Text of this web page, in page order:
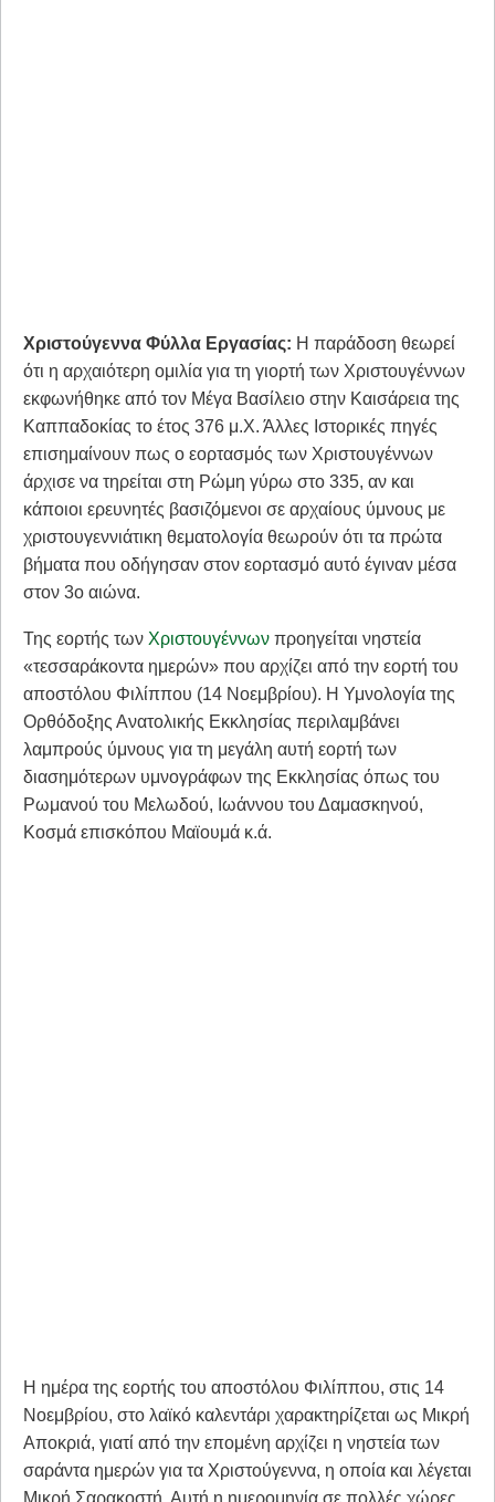
Χριστούγεννα Φύλλα Εργασίας: Η παράδοση θεωρεί
ότι η αρχαιότερη ομιλία για τη γιορτή των Χριστουγέννων
εκφωνήθηκε από τον Μέγα Βασίλειο στην Καισάρεια της
Καππαδοκίας το έτος 376 μ.Χ. Άλλες Ιστορικές πηγές
επισημαίνουν πως ο εορτασμός των Χριστουγέννων
άρχισε να τηρείται στη Ρώμη γύρω στο 335, αν και
κάποιοι ερευνητές βασιζόμενοι σε αρχαίους ύμνους με
χριστουγεννιάτικη θεματολογία θεωρούν ότι τα πρώτα
βήματα που οδήγησαν στον εορτασμό αυτό έγιναν μέσα
στον 3ο αιώνα.
Της εορτής των Χριστουγέννων προηγείται νηστεία
«τεσσαράκοντα ημερών» που αρχίζει από την εορτή του
αποστόλου Φιλίππου (14 Νοεμβρίου). Η Υμνολογία της
Ορθόδοξης Ανατολικής Εκκλησίας περιλαμβάνει
λαμπρούς ύμνους για τη μεγάλη αυτή εορτή των
διασημότερων υμνογράφων της Εκκλησίας όπως του
Ρωμανού του Μελωδού, Ιωάννου του Δαμασκηνού,
Κοσμά επισκόπου Μαϊουμά κ.ά.
Η ημέρα της εορτής του αποστόλου Φιλίππου, στις 14
Νοεμβρίου, στο λαϊκό καλεντάρι χαρακτηρίζεται ως Μικρή
Αποκριά, γιατί από την επομένη αρχίζει η νηστεία των
σαράντα ημερών για τα Χριστούγεννα, η οποία και λέγεται